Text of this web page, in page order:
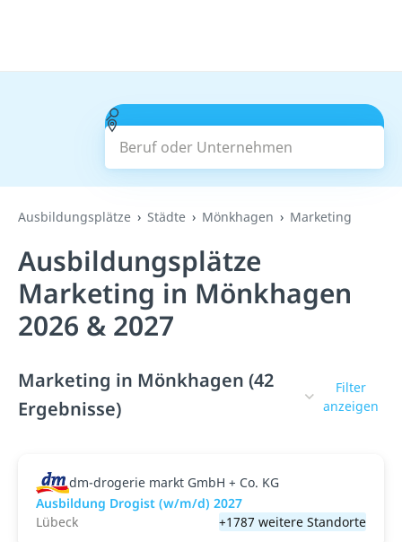
Beruf oder Unternehmen
Suchen
Ausbildungsplätze Städte Mönkhagen Marketing
Ausbildungsplätze
Marketing in Mönkhagen
2026 & 2027
Marketing in Mönkhagen (42
Ergebnisse)
Filter
anzeigen
dm-drogerie markt GmbH + Co. KG
Ausbildung Drogist (w/m/d) 2027
Lübeck
+1787 weitere Standorte